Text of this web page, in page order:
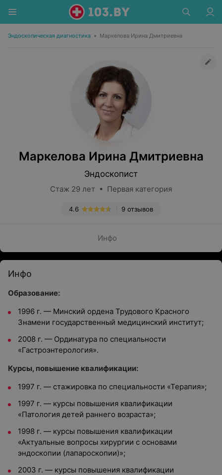
Эндоскопическая диагностика • Маркелова Ирина Дмитриевна
Маркелова Ирина Дмитриевна
Эндоскопист
Стаж 29 лет • Первая категория
9 отзывов
4.6
Инфо
Инфо
Образование:
1996 г. — Минский ордена Трудового Красного
Знамени государственный медицинский институт;
2008 г. — Ординатура по специальности
«Гастроэнтерология».
Курсы, повышение квалификации:
1997 г. — стажировка по специальности «Терапия»;
1997 г. — курсы повышения квалификации
«Патология детей раннего возраста»;
1998 г. — курсы повышения квалификации
«Актуальные вопросы хирургии с основами
эндоскопии (лапароскопии)»;
2003 г. — курсы повышения квалификации